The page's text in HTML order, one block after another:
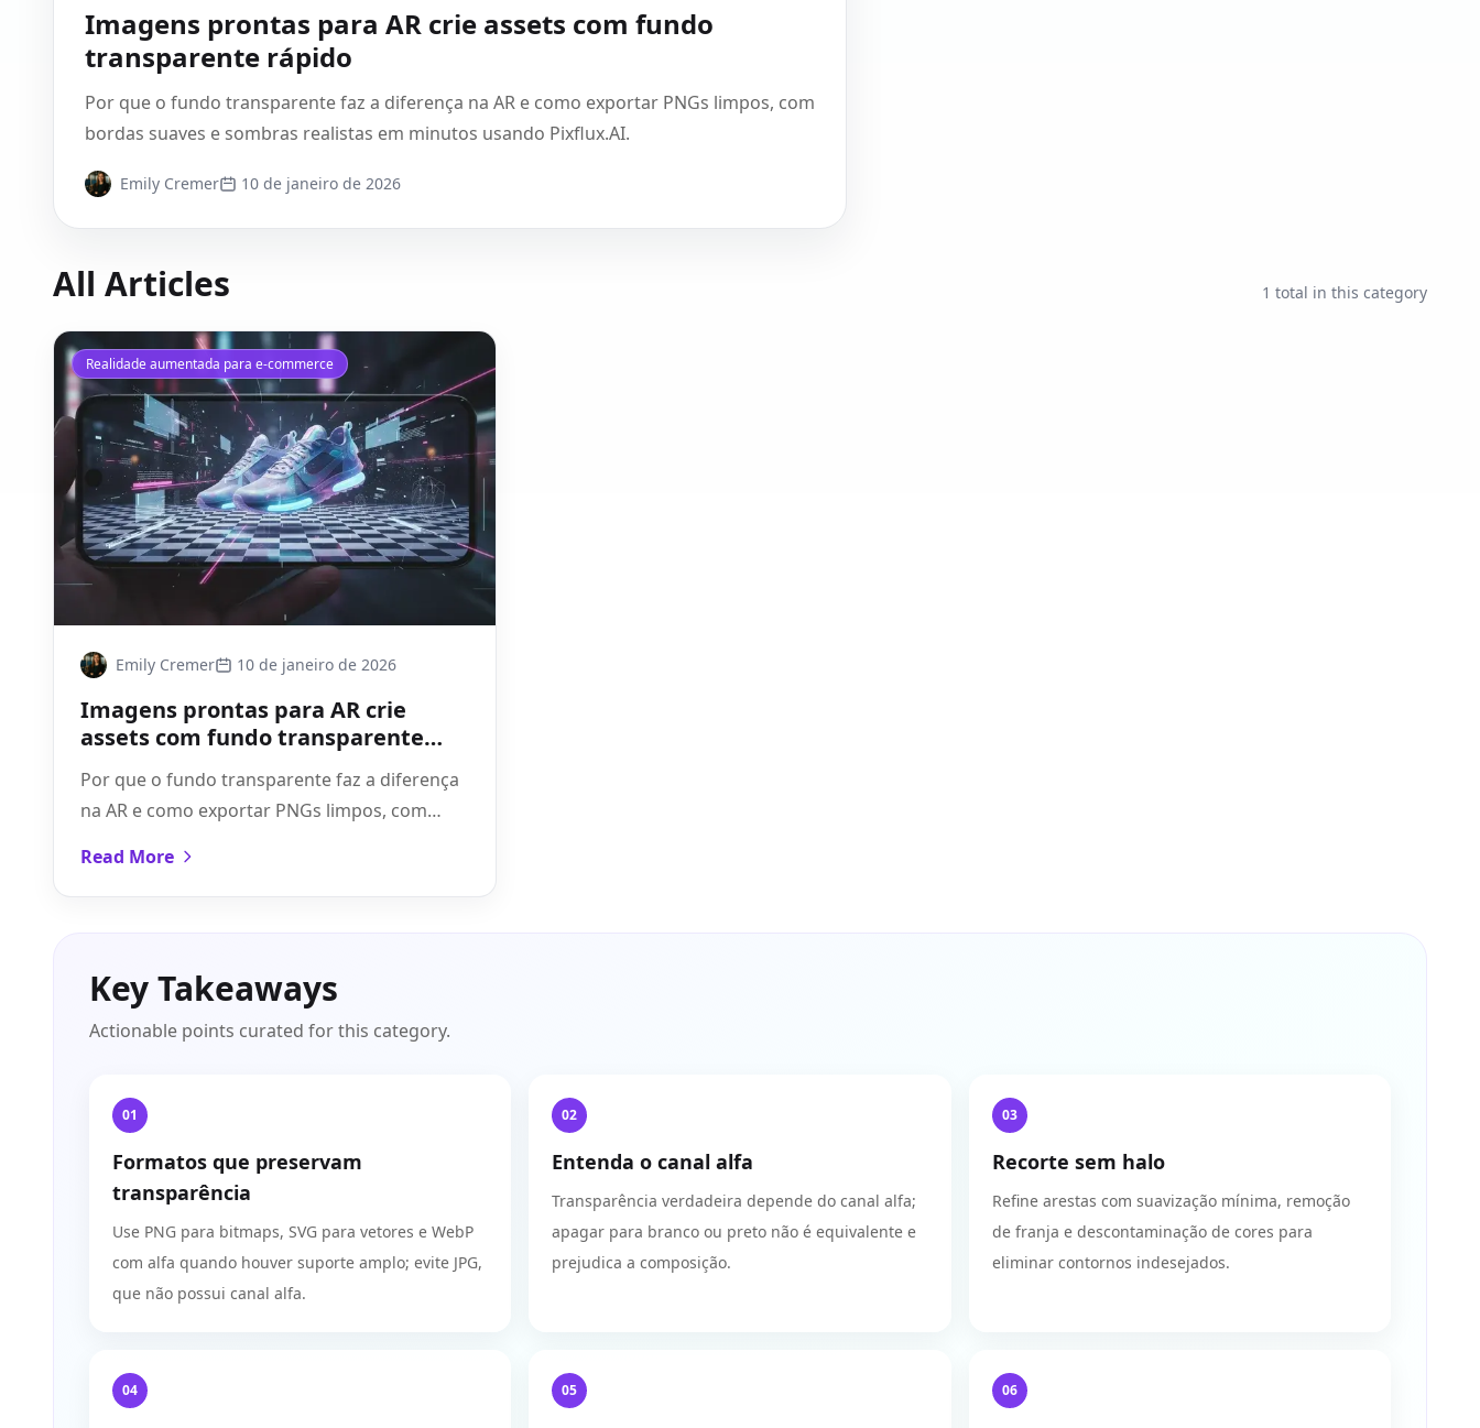
Imagens prontas para AR crie assets com fundo
transparente rápido
Por que o fundo transparente faz a diferença na AR e como exportar PNGs limpos, com
bordas suaves e sombras realistas em minutos usando Pixflux.AI.
Emily Cremer 10 de janeiro de 2026
All Articles 1 total in this category
Realidade aumentada para e-commerce
Emily Cremer 10 de janeiro de 2026
Imagens prontas para AR crie
assets com fundo transparente
Por que o fundo transparente faz a diferença
na AR e como exportar PNGs limpos, com
Read More
Key Takeaways
Actionable points curated for this category.
01
Formatos que preservam
transparência
Use PNG para bitmaps, SVG para vetores e WebP
com alfa quando houver suporte amplo; evite JPG,
que não possui canal alfa.
02
Entenda o canal alfa
Transparência verdadeira depende do canal alfa;
apagar para branco ou preto não é equivalente e
prejudica a composição.
03
Recorte sem halo
Refine arestas com suavização mínima, remoção
de franja e descontaminação de cores para
eliminar contornos indesejados.
04 05 06